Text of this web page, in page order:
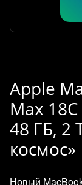
Apple
Max 18C
48 ГБ, 2
космос»
Новый